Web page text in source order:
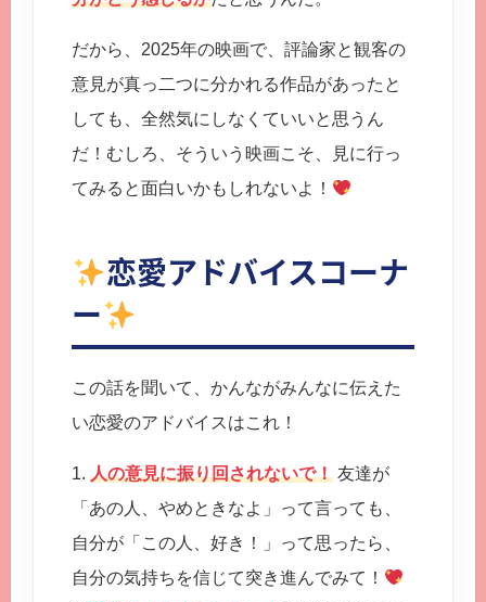
だから、2025年の映画で、評論家と観客の
意見が真っ二つに分かれる作品があったと
しても、全然気にしなくていいと思うん
だ！むしろ、そういう映画こそ、見に行っ
てみると面白いかもしれないよ！
恋愛アドバイスコーナ
ー
この話を聞いて、かんながみんなに伝えた
い恋愛のアドバイスはこれ！
1. 人の意見に振り回されないで！ 友達が
「あの人、やめときなよ」って言っても、
自分が「この人、好き！」って思ったら、
自分の気持ちを信じて突き進んでみて！